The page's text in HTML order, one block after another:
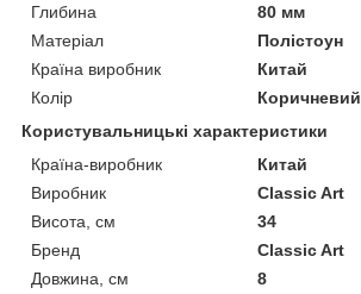
Глибина
80 мм
Матеріал
Полістоун
Країна виробник
Китай
Колір
Коричневий
Користувальницькі характеристики
Країна-виробник
Китай
Виробник
Classic Art
Висота, см
34
Бренд
Classic Art
Довжина, см
8